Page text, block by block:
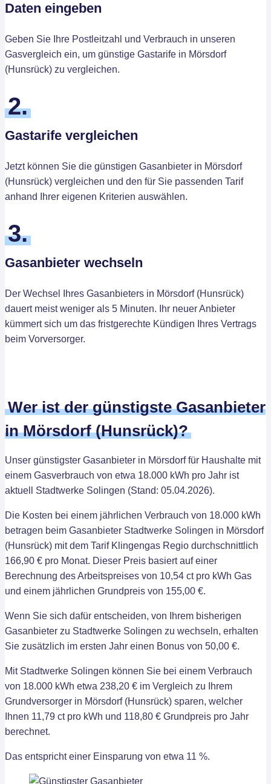
Daten eingeben
Geben Sie Ihre Postleitzahl und Verbrauch in unseren
Gasvergleich ein, um günstige Gastarife in Mörsdorf
(Hunsrück) zu vergleichen.
2.
Gastarife vergleichen
Jetzt können Sie die günstigen Gasanbieter in Mörsdorf
(Hunsrück) vergleichen und den für Sie passenden Tarif
anhand Ihrer eigenen Kriterien auswählen.
3.
Gasanbieter wechseln
Der Wechsel Ihres Gasanbieters in Mörsdorf (Hunsrück)
dauert meist weniger als 5 Minuten. Ihr neuer Anbieter
kümmert sich um das fristgerechte Kündigen Ihres Vertrags
beim Vorversorger.
Wer ist der günstigste Gasanbieter
in Mörsdorf (Hunsrück)?
Unser günstigster Gasanbieter in Mörsdorf für Haushalte mit
einem Gasverbrauch von etwa 18.000 kWh pro Jahr ist
aktuell Stadtwerke Solingen (Stand: 05.04.2026).
Die Kosten bei einem jährlichen Verbrauch von 18.000 kWh
betragen beim Gasanbieter Stadtwerke Solingen in Mörsdorf
(Hunsrück) mit dem Tarif Klingengas Regio durchschnittlich
166,90 € pro Monat. Dieser Preis basiert auf einer
Berechnung des Arbeitspreises von 10,54 ct pro kWh Gas
und einem jährlichen Grundpreis von 155,00 €.
Wenn Sie sich dafür entscheiden, von Ihrem bisherigen
Gasanbieter zu Stadtwerke Solingen zu wechseln, erhalten
Sie zusätzlich im ersten Jahr einen Bonus von 50,00 €.
Mit Stadtwerke Solingen können Sie bei einem Verbrauch
von 18.000 kWh etwa 238,20 € im Vergleich zu Ihrem
Grundversorger in Mörsdorf (Hunsrück) sparen, welcher
Ihnen 11,79 ct pro kWh und 118,80 € Grundpreis pro Jahr
berechnet.
Das entspricht einer Einsparung von etwa 11 %.